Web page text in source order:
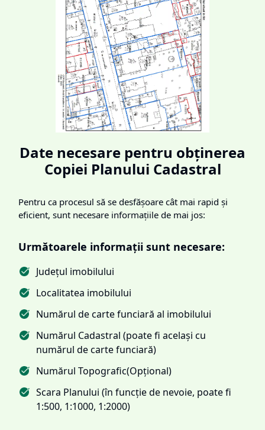
Date necesare pentru obținerea
Copiei Planului Cadastral
Pentru ca procesul să se desfășoare cât mai rapid și
eficient, sunt necesare informațiile de mai jos:
Următoarele informații sunt necesare:
Județul imobilului
Localitatea imobilului
Numărul de carte funciară al imobilului
Numărul Cadastral (poate fi același cu
numărul de carte funciară)
Numărul Topografic(Opțional)
Scara Planului (în funcție de nevoie, poate fi
1:500, 1:1000, 1:2000)